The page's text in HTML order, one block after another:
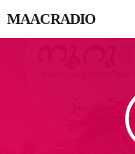
MAACRADIO